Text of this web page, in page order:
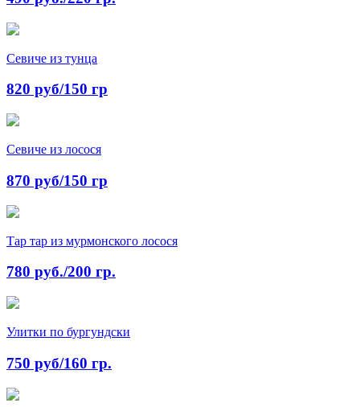
Севиче из тунца
820 руб/150 гр
Севиче из лосося
870 руб/150 гр
Тар тар из мурмонского лосося
780 руб./200 гр.
Улитки по бургундски
750 руб/160 гр.